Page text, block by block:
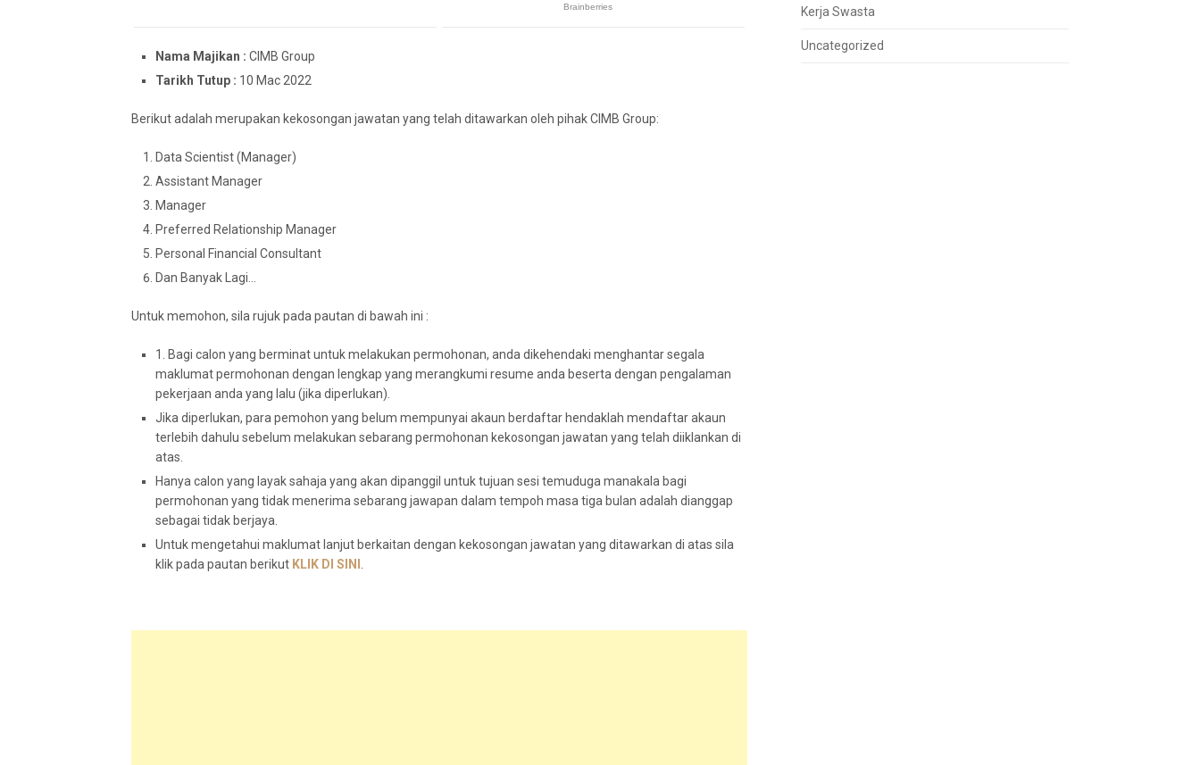
Nama Majikan : CIMB Group
Tarikh Tutup : 10 Mac 2022
Berikut adalah merupakan kekosongan jawatan yang telah ditawarkan oleh pihak CIMB Group:
Data Scientist (Manager)
Assistant Manager
Manager
Preferred Relationship Manager
Personal Financial Consultant
Dan Banyak Lagi…
Untuk memohon, sila rujuk pada pautan di bawah ini :
1. Bagi calon yang berminat untuk melakukan permohonan, anda dikehendaki menghantar segala
maklumat permohonan dengan lengkap yang merangkumi resume anda beserta dengan pengalaman
pekerjaan anda yang lalu (jika diperlukan).
Jika diperlukan, para pemohon yang belum mempunyai akaun berdaftar hendaklah mendaftar akaun
terlebih dahulu sebelum melakukan sebarang permohonan kekosongan jawatan yang telah diiklankan di
atas.
Hanya calon yang layak sahaja yang akan dipanggil untuk tujuan sesi temuduga manakala bagi
permohonan yang tidak menerima sebarang jawapan dalam tempoh masa tiga bulan adalah dianggap
sebagai tidak berjaya.
Untuk mengetahui maklumat lanjut berkaitan dengan kekosongan jawatan yang ditawarkan di atas sila
klik pada pautan berikut KLIK DI SINI
Kerja Swasta
Uncategorized